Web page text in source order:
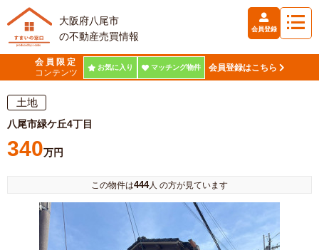
大阪府八尾市
の不動産売買情報
会員登録
会員限定
コンテンツ
お気に入り マッチング物件 会員登録はこちら
土地
八尾市緑ケ丘4丁目
340万円
この物件は444人 の方が見ています